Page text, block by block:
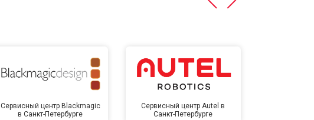
Сервисный центр Blackmagic
в Санкт-Петербурге
Сервисный центр Autel в
Санкт-Петербурге